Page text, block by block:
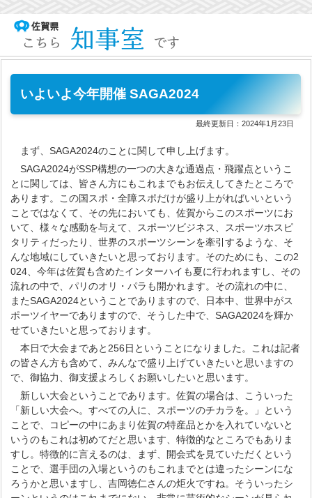
いよいよ今年開催 SAGA2024
最終更新日：2024年1月23日
まず、SAGA2024のことに関して申し上げます。
SAGA2024がSSP構想の一つの大きな通過点・飛躍点というこ
とに関しては、皆さん方にもこれまでもお伝えしてきたところで
あります。この国スポ・全障スポだけが盛り上がればいいという
ことではなくて、その先においても、佐賀からこのスポーツにお
いて、様々な感動を与えて、スポーツビジネス、スポーツホスピ
タリティだったり、世界のスポーツシーンを牽引するような、そ
んな地域にしていきたいと思っております。そのためにも、この2
024、今年は佐賀も含めたインターハイも夏に行われますし、その
流れの中で、パリのオリ・パラも開かれます。その流れの中に、
またSAGA2024ということでありますので、日本中、世界中がス
ポーツイヤーでありますので、そうした中で、SAGA2024を輝か
せていきたいと思っております。
本日で大会まであと256日ということになりました。これは記者
の皆さん方も含めて、みんなで盛り上げていきたいと思いますの
で、御協力、御支援よろしくお願いしたいと思います。
新しい大会ということであります。佐賀の場合は、こういった
「新しい大会へ。すべての人に、スポーツのチカラを。」という
ことで、コピーの中にあまり佐賀の特産品とかを入れていないと
いうのもこれは初めてだと思います、特徴的なところでもありま
すし。特徴的に言えるのは、まず、開会式を見ていただくという
ことで、選手団の入場というのもこれまでとは違ったシーンにな
ろうかと思いますし、吉岡徳仁さんの炬火ですね。そういったシ